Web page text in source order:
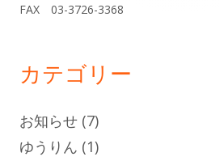
ン
ド
ー
FAX 03-3726-3368
カテゴリー
お知らせ (7)
ゆうりん (1)